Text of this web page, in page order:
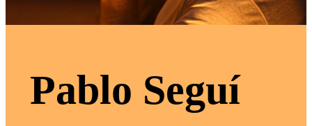
Pablo Seguí